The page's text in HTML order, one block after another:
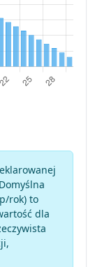
rok) to
dla